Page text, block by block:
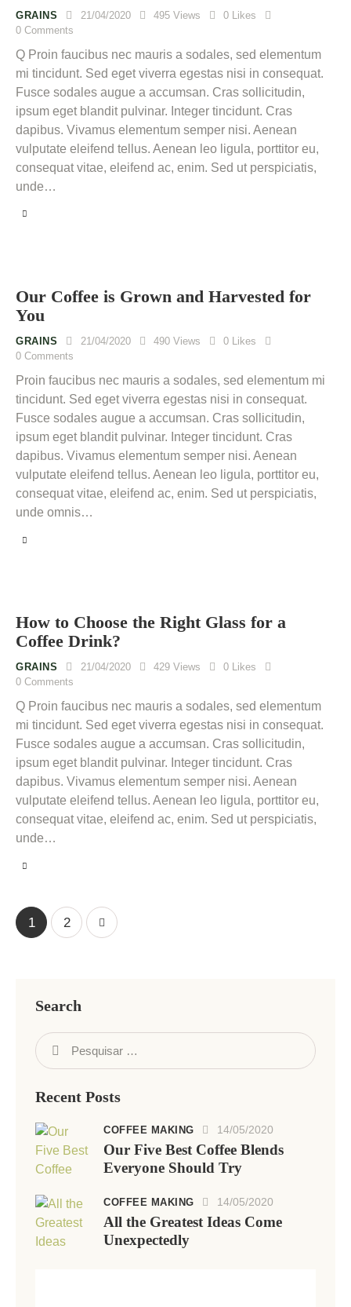
GRAINS 21/04/2020 495 Views 0 Likes
0 Comments
Q Proin faucibus nec mauris a sodales, sed elementum
mi tincidunt. Sed eget viverra egestas nisi in consequat.
Fusce sodales augue a accumsan. Cras sollicitudin,
ipsum eget blandit pulvinar. Integer tincidunt. Cras
dapibus. Vivamus elementum semper nisi. Aenean
vulputate eleifend tellus. Aenean leo ligula, porttitor eu,
consequat vitae, eleifend ac, enim. Sed ut perspiciatis,
unde…
Our Coffee is Grown and Harvested for
You
GRAINS 21/04/2020 490 Views 0 Likes
0 Comments
Proin faucibus nec mauris a sodales, sed elementum mi
tincidunt. Sed eget viverra egestas nisi in consequat.
Fusce sodales augue a accumsan. Cras sollicitudin,
ipsum eget blandit pulvinar. Integer tincidunt. Cras
dapibus. Vivamus elementum semper nisi. Aenean
vulputate eleifend tellus. Aenean leo ligula, porttitor eu,
consequat vitae, eleifend ac, enim. Sed ut perspiciatis,
unde omnis…
How to Choose the Right Glass for a
Coffee Drink?
GRAINS 21/04/2020 429 Views 0 Likes
0 Comments
Q Proin faucibus nec mauris a sodales, sed elementum
mi tincidunt. Sed eget viverra egestas nisi in consequat.
Fusce sodales augue a accumsan. Cras sollicitudin,
ipsum eget blandit pulvinar. Integer tincidunt. Cras
dapibus. Vivamus elementum semper nisi. Aenean
vulputate eleifend tellus. Aenean leo ligula, porttitor eu,
consequat vitae, eleifend ac, enim. Sed ut perspiciatis,
unde…
1 2
Search
Recent Posts
COFFEE MAKING 14/05/2020
Our Five Best Coffee Blends
Everyone Should Try
COFFEE MAKING 14/05/2020
All the Greatest Ideas Come
Unexpectedly